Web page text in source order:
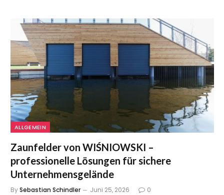
ALLGEMEIN
Zaunfelder von WIŚNIOWSKI –
professionelle Lösungen für sichere
Unternehmensgelände
BySebastian Schindler Juni 25, 2026 0